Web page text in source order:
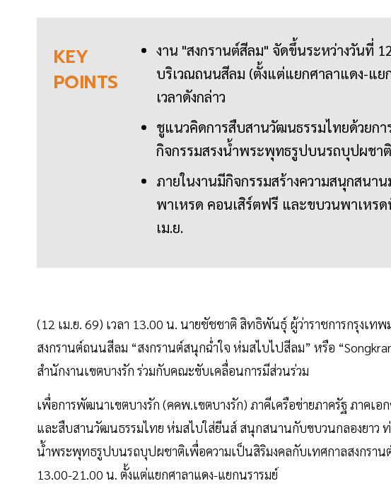
KEY
POINTS
งาน "สงกรานต์สีลม" จัดขึ้นระหว่างวันที่
บริเวณถนนสีลม (ตั้งแต่แยกศาลาแดง-แย
เวลาดังกล่าว
ชูแนวคิดการสืบสานวัฒนธรรมไทยด้วยก
กิจกรรมสรงน้ำพระพุทธรูปบนรถบุปผชา
ภายในงานมีกิจกรรมสร้างความสนุกสนา
พาเหรด คอนเสิร์ตฟรี และขบวนพาเหร
เม.ย.
(12 เม.ย. 69) เวลา 13.00 น. นายชัชชาติ สิทธิพันธุ์ ผู้ว่าราชการกรุงเ
สงกรานต์ถนนสีลม “สงกรานต์สนุกฉ่ำใจ ห่มสไบไปสีลม” หรือ
สำนักงานเขตบางรัก ร่วมกับคณะขับเคลื่อนการมีส่วนร่วม
เพื่อการพัฒนาเขตบางรัก (คคพ.เขตบางรัก) ภาคีเครือข่ายภาครัฐ ภาค
และสืบสานวัฒนธรรมไทย ห่มสไบใส่ยีนส์ สนุกสนานกับขบวนกลองยาว
น้ำพระพุทธรูปบนรถบุปผชาติเพื่อความเป็นสิริมงคลกับเทศกาลสงกราน
13.00-21.00 น. ตั้งแต่แยกศาลาแดง-แยกนรารมย์